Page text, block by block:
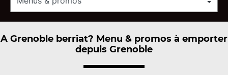
A Grenoble berriat? Menu & promos à emporter
depuis Grenoble